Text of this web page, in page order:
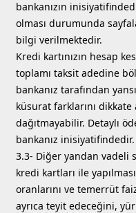
bankanızın
olması durumunda
bilgi verilmektedir.
Kredi kartınızın hesap
toplamı taksit adedine
bankanız tarafından
küsurat farklarını
dağıtmayabilir. Detaylı
bankanız inisiyatifindedir.
3.3- Diğer yandan vadeli
kredi kartları ile
oranlarını ve temerrüt
ayrıca teyit edeceğini,